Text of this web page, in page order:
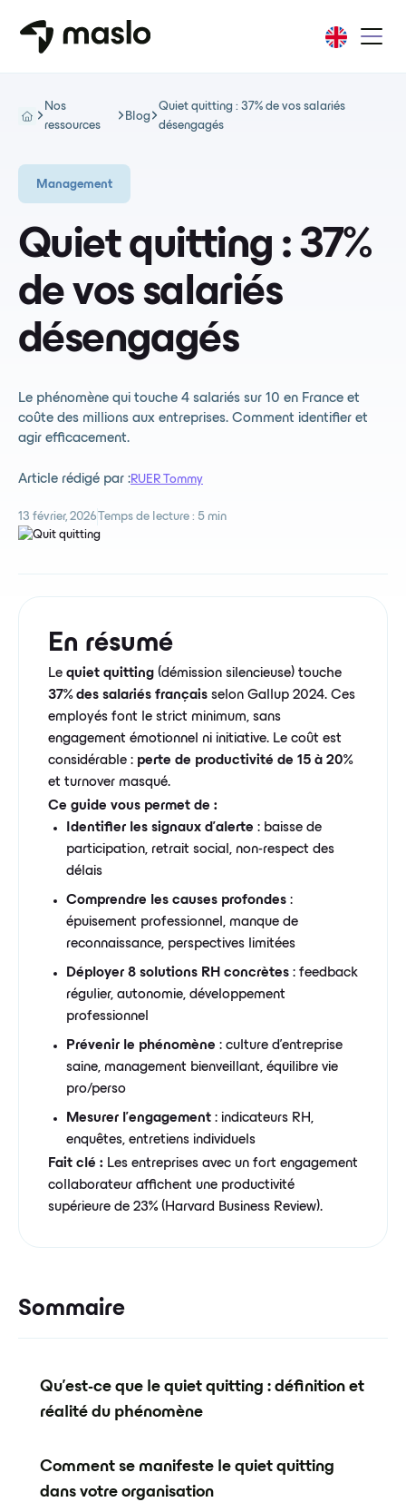
Nos
ressources
Blog
Quiet quitting : 37% de vos salariés
désengagés
Management
Quiet quitting : 37%
de vos salariés
désengagés
Le phénomène qui touche 4 salariés sur 10 en France et
coûte des millions aux entreprises. Comment identifier et
agir efficacement.
Article rédigé par :RUER Tommy
13 février, 2026 Temps de lecture : 5 min
En résumé
Le quiet quitting (démission silencieuse) touche
37% des salariés français selon Gallup 2024. Ces
employés font le strict minimum, sans
engagement émotionnel ni initiative. Le coût est
considérable : perte de productivité de 15 à 20%
et turnover masqué.
Ce guide vous permet de :
Identifier les signaux d'alerte : baisse de
participation, retrait social, non-respect des
délais
Comprendre les causes profondes :
épuisement professionnel, manque de
reconnaissance, perspectives limitées
Déployer 8 solutions RH concrètes : feedback
régulier, autonomie, développement
professionnel
Prévenir le phénomène : culture d'entreprise
saine, management bienveillant, équilibre vie
pro/perso
Mesurer l'engagement : indicateurs RH,
enquêtes, entretiens individuels
Fait clé : Les entreprises avec un fort engagement
collaborateur affichent une productivité
supérieure de 23% (Harvard Business Review).
Sommaire
Qu'est-ce que le quiet quitting : définition et
réalité du phénomène
Comment se manifeste le quiet quitting
dans votre organisation